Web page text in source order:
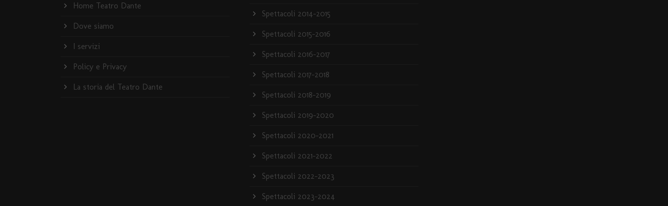
Home Teatro Dante
Dove siamo
I servizi
Policy e Privacy
La storia del Teatro Dante
Spettacoli 2014-2015
Spettacoli 2015-2016
Spettacoli 2016-2017
Spettacoli 2017-2018
Spettacoli 2018-2019
Spettacoli 2019-2020
Spettacoli 2020-2021
Spettacoli 2021-2022
Spettacoli 2022-2023
Spettacoli 2023-2024